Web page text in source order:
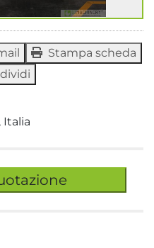
Stampa scheda
Italia